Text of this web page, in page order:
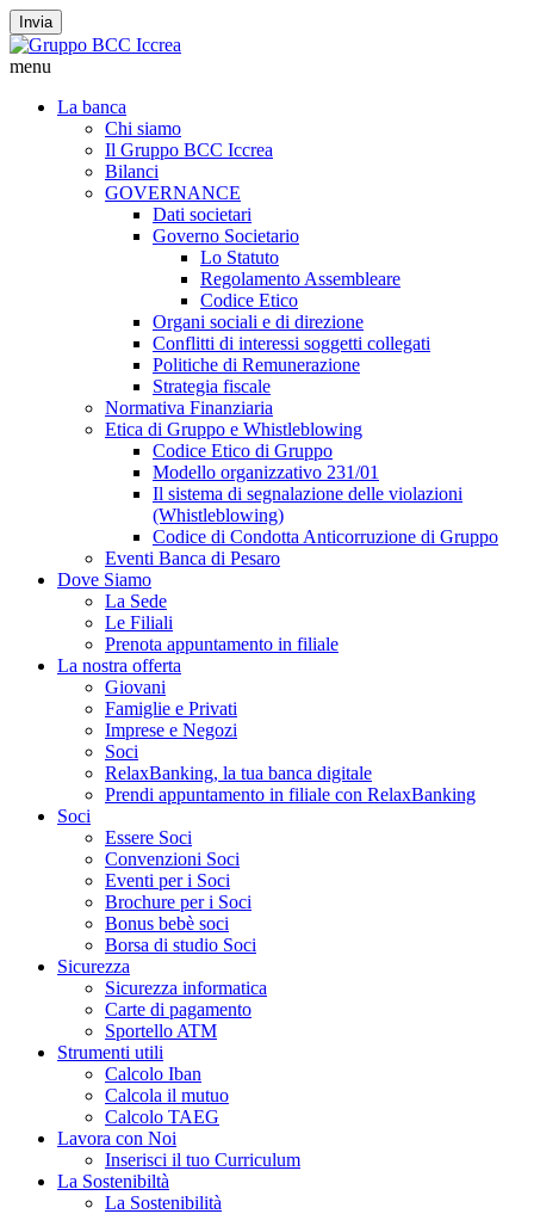
Invia
menu
La banca
Chi siamo
Il Gruppo BCC Iccrea
Bilanci
GOVERNANCE
Dati societari
Governo Societario
Lo Statuto
Regolamento Assembleare
Codice Etico
Organi sociali e di direzione
Conflitti di interessi soggetti collegati
Politiche di Remunerazione
Strategia fiscale
Normativa Finanziaria
Etica di Gruppo e Whistleblowing
Codice Etico di Gruppo
Modello organizzativo 231/01
Il sistema di segnalazione delle violazioni
(Whistleblowing)
Codice di Condotta Anticorruzione di Gruppo
Eventi Banca di Pesaro
Dove Siamo
La Sede
Le Filiali
Prenota appuntamento in filiale
La nostra offerta
Giovani
Famiglie e Privati
Imprese e Negozi
Soci
RelaxBanking, la tua banca digitale
Prendi appuntamento in filiale con RelaxBanking
Soci
Essere Soci
Convenzioni Soci
Eventi per i Soci
Brochure per i Soci
Bonus bebè soci
Borsa di studio Soci
Sicurezza
Sicurezza informatica
Carte di pagamento
Sportello ATM
Strumenti utili
Calcolo Iban
Calcola il mutuo
Calcolo TAEG
Lavora con Noi
Inserisci il tuo Curriculum
La Sostenibiltà
La Sostenibilità